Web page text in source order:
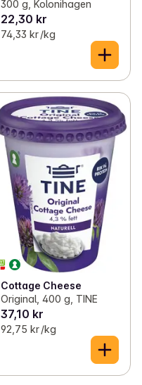
300 g, Kolonihagen
22,30 kr
74,33 kr /kg
Cottage Cheese
Original, 400 g, TINE
37,10 kr
92,75 kr /kg